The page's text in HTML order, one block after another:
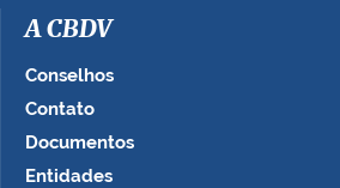
A CBDV
Conselhos
Contato
Documentos
Entidades